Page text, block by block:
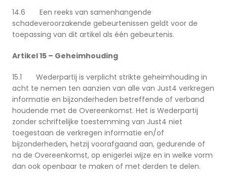
14.6 Een reeks van samenhangende
schadeveroorzakende gebeurtenissen geldt voor de
toepassing van dit artikel als één gebeurtenis.
Artikel 15 – Geheimhouding
15.1 Wederpartij is verplicht strikte geheimhouding in
acht te nemen ten aanzien van alle van Just4 verkregen
informatie en bijzonderheden betreffende of verband
houdende met de Overeenkomst. Het is Wederpartij
zonder schriftelijke toestemming van Just4 niet
toegestaan de verkregen informatie en/of
bijzonderheden, hetzij voorafgaand aan, gedurende of
na de Overeenkomst, op enigerlei wijze en in welke vorm
dan ook openbaar te maken of met derden te delen.